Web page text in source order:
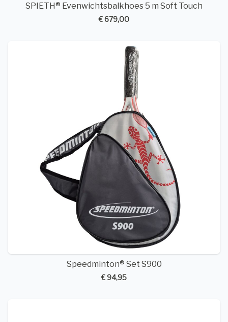
SPIETH® Evenwichtsbalkhoes 5 m Soft Touch
€ 679,00
Speedminton® Set S900
€ 94,95